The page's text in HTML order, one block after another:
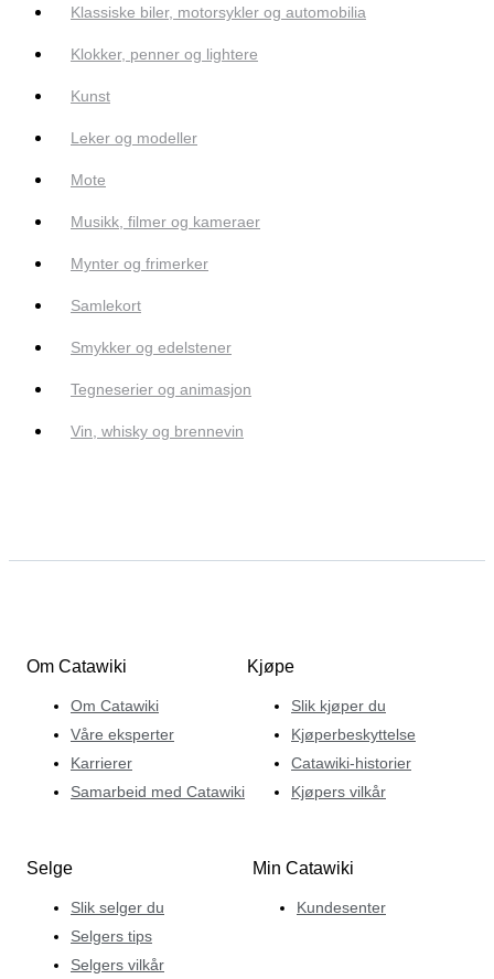
Klassiske biler, motorsykler og automobilia
Klokker, penner og lightere
Kunst
Leker og modeller
Mote
Musikk, filmer og kameraer
Mynter og frimerker
Samlekort
Smykker og edelstener
Tegneserier og animasjon
Vin, whisky og brennevin
Om Catawiki
Om Catawiki
Våre eksperter
Karrierer
Samarbeid med Catawiki
Kjøpe
Slik kjøper du
Kjøperbeskyttelse
Catawiki-historier
Kjøpers vilkår
Selge
Slik selger du
Selgers tips
Selgers vilkår
Min Catawiki
Kundesenter